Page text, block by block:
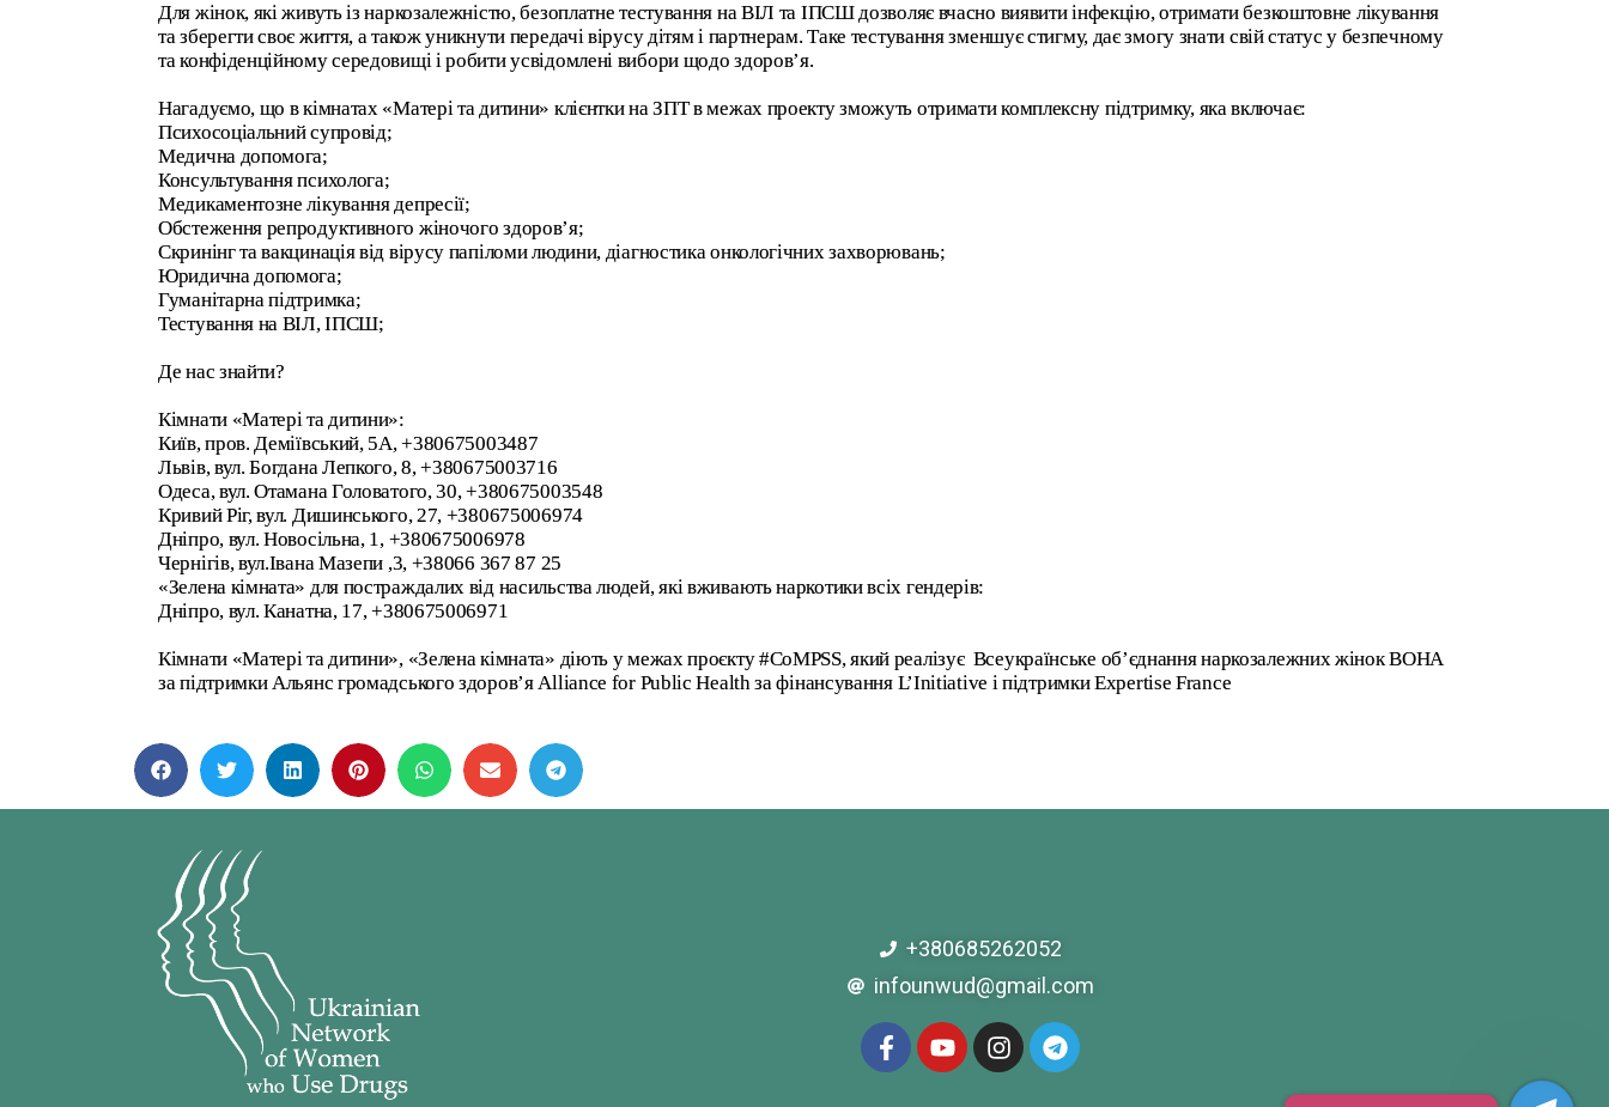
Для жінок, які живуть із наркозалежністю, безоплатне тестування на ВІЛ та ІПСШ дозволяє вчасно виявити інфекцію, отримати безкоштовне лікування
та зберегти своє життя, а також уникнути передачі вірусу дітям і партнерам. Таке тестування зменшує стигму, дає змогу знати свій статус у безпечному
та конфіденційному середовищі і робити усвідомлені вибори щодо здоров’я.
Нагадуємо, що в кімнатах «Матері та дитини» клієнтки на ЗПТ в межах проекту зможуть отримати комплексну підтримку, яка включає:
Психосоціальний супровід;
Медична допомога;
Консультування психолога;
Медикаментозне лікування депресії;
Обстеження репродуктивного жіночого здоров’я;
Скринінг та вакцинація від вірусу папіломи людини, діагностика онкологічних захворювань;
Юридична допомога;
Гуманітарна підтримка;
Тестування на ВІЛ, ІПСШ;
Де нас знайти?
Кімнати «Матері та дитини»:
Київ, пров. Деміївський, 5А, +380675003487
Львів, вул. Богдана Лепкого, 8, +380675003716
Одеса, вул. Отамана Головатого, 30, +380675003548
Кривий Ріг, вул. Дишинського, 27, +380675006974
Дніпро, вул. Новосільна, 1, +380675006978
Чернігів, вул.Івана Мазепи ,3, +38066 367 87 25
«Зелена кімната» для постраждалих від насильства людей, які вживають наркотики всіх гендерів:
Дніпро, вул. Канатна, 17, +380675006971
Кімнати «Матері та дитини», «Зелена кімната» діють у межах проєкту #CoMPSS, який реалізує Всеукраїнське об’єднання наркозалежних жінок ВОНА
за підтримки Альянс громадського здоров’я Alliance for Public Health за фінансування L’Initiative і підтримки Expertise France
+380685262052
infounwud@gmail.com